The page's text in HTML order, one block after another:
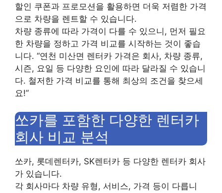
할인 쿠폰과 프로모션을 활용하면 더욱 저렴한 가격
으로 차량을 렌트할 수 있습니다.
차량 종류에 따라 가격이 다를 수 있으니, 먼저 필요
한 차량을 정하고 가격 비교를 시작하는 것이 좋습
니다. “연천 미산면 렌터카 가격은 회사, 차량 종류,
시즌, 요일 등 다양한 요인에 따라 달라질 수 있습니
다. 철저한 가격 비교를 통해 최상의 조건을 찾으세
요!”
쏘카를 포함한 다양한 렌터카
회사 비교 분석
쏘카, 롯데렌터카, SK렌터카 등 다양한 렌터카 회사
가 있습니다.
각 회사마다 차량 유형, 서비스, 가격 등이 다릅니